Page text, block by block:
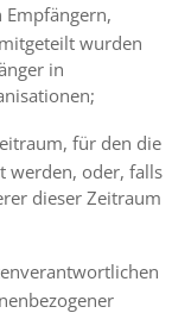
Empfängern,
wurden
in
für den die
werden, oder, falls
dieser Zeitraum